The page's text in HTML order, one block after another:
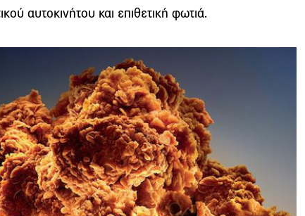
αυτοκινήτου και επιθετική φωτιά.